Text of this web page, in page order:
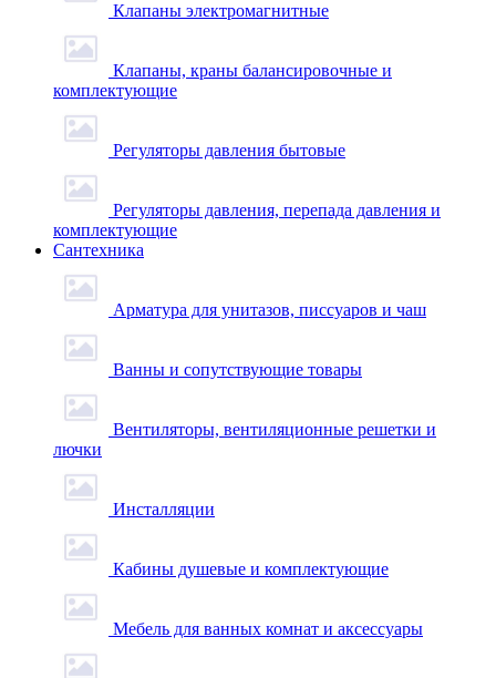
Клапаны электромагнитные
Клапаны, краны балансировочные и
комплектующие
Регуляторы давления бытовые
Регуляторы давления, перепада давления и
комплектующие
Сантехника
Арматура для унитазов, писсуаров и чаш
Ванны и сопутствующие товары
Вентиляторы, вентиляционные решетки и
лючки
Инсталляции
Кабины душевые и комплектующие
Мебель для ванных комнат и аксессуары